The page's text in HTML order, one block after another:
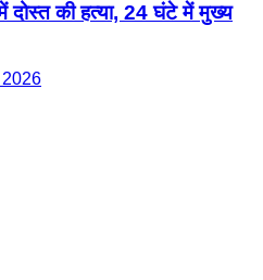
दोस्त की हत्या, 24 घंटे में मुख्य